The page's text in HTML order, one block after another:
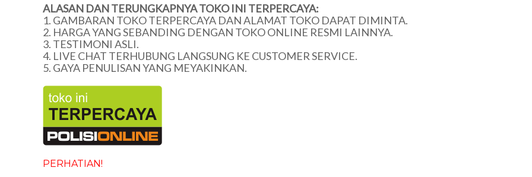
ALASAN DAN TERUNGKAPNYA TOKO INI TERPERCAYA:
1. GAMBARAN TOKO TERPERCAYA DAN ALAMAT TOKO DAPAT DIMINTA.
2. HARGA YANG SEBANDING DENGAN TOKO ONLINE RESMI LAINNYA.
3. TESTIMONI ASLI.
4. LIVE CHAT TERHUBUNG LANGSUNG KE CUSTOMER SERVICE.
5. GAYA PENULISAN YANG MEYAKINKAN.
PERHATIAN!